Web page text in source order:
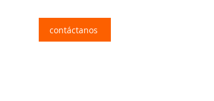
contáctanos